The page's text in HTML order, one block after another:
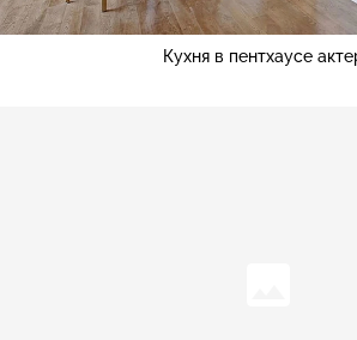
Кухня в пентхаусе